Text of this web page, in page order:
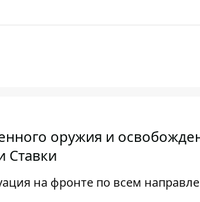
оружия и
Ставки
на фронте по всем